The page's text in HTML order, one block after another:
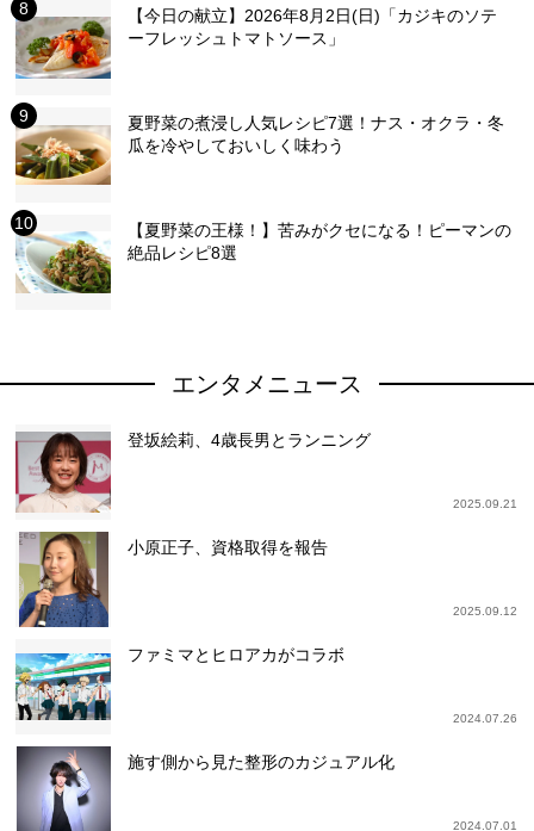
【今日の献立】2026年8月2日(日)「カジキのソテ
ーフレッシュトマトソース」
夏野菜の煮浸し人気レシピ7選！ナス・オクラ・冬
瓜を冷やしておいしく味わう
【夏野菜の王様！】苦みがクセになる！ピーマンの
絶品レシピ8選
エンタメニュース
登坂絵莉、4歳長男とランニング
2025.09.21
小原正子、資格取得を報告
2025.09.12
ファミマとヒロアカがコラボ
2024.07.26
施す側から見た整形のカジュアル化
2024.07.01